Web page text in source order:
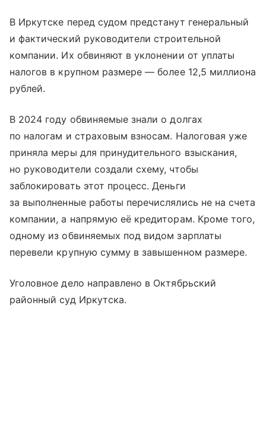
В Иркутске перед судом предстанут генеральный
и фактический руководители строительной
компании. Их обвиняют в уклонении от уплаты
налогов в крупном размере — более 12,5 миллиона
рублей.
В 2024 году обвиняемые знали о долгах
по налогам и страховым взносам. Налоговая уже
приняла меры для принудительного взыскания,
но руководители создали схему, чтобы
заблокировать этот процесс. Деньги
за выполненные работы перечислялись не на счета
компании, а напрямую её кредиторам. Кроме того,
одному из обвиняемых под видом зарплаты
перевели крупную сумму в завышенном размере.
Уголовное дело направлено в Октябрьский
районный суд Иркутска.